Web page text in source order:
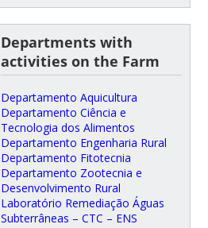
Departments with
activities on the Farm
Departamento Aquicultura
Departamento Ciência e
Tecnologia dos Alimentos
Departamento Engenharia Rural
Departamento Fitotecnia
Departamento Zootecnia e
Desenvolvimento Rural
Laboratório Remediação Águas
Subterrâneas – CTC – ENS